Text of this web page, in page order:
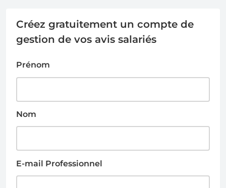
Créez gratuitement un compte de
gestion de vos avis salariés
Prénom
Nom
E-mail Professionnel